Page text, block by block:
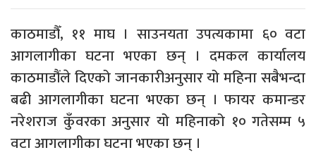
काठमाडौँ, ११ माघ । साउनयता उपत्यकामा ६० वटा
आगलागीका घटना भएका छन् । दमकल कार्यालय
काठमाडौंले दिएको जानकारीअनुसार यो महिना सबैभन्दा
बढी आगलागीका घटना भएका छन् । फायर कमान्डर
नरेशराज कुँवरका अनुसार यो महिनाको १० गतेसम्म ५
वटा आगलागीका घटना भएका छन् ।